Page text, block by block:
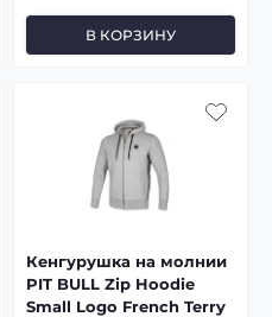
В КОРЗИНУ
Кенгурушка на молнии
PIT BULL Zip Hoodie
Small Logo French Terry